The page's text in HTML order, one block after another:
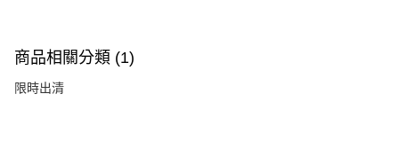
商品相關分類 (1)
限時出清